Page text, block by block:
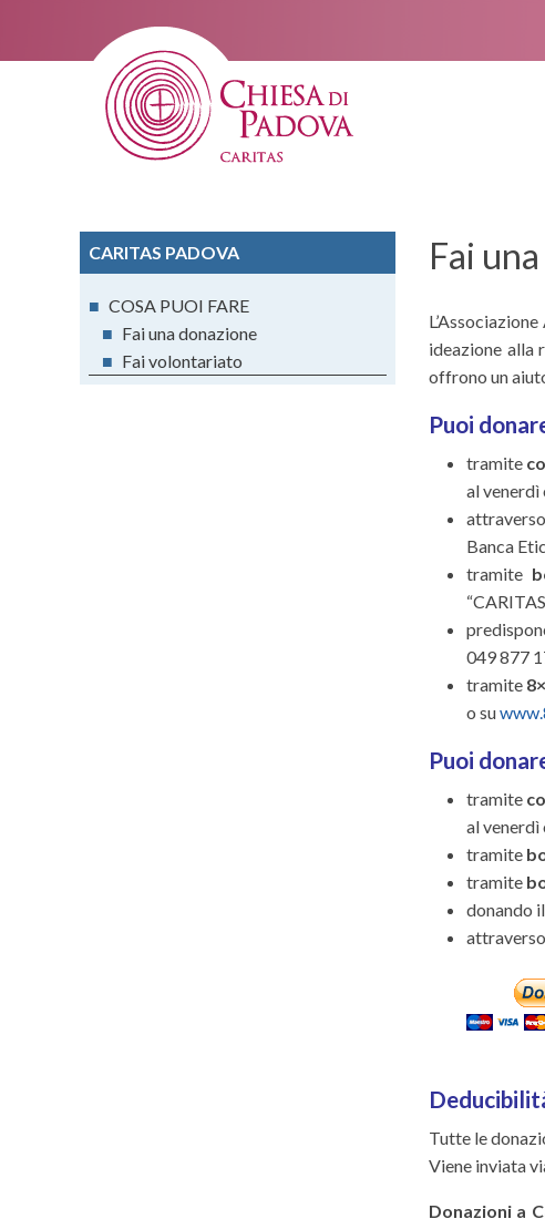
i
t
t
Fai
ideazione alla
offrono un
Puoi
tramite
al venerdì
attraverso
Banca
tramite
049 877
tramite
o su
Puoi
tramite
al venerdì
tramite
tramite
donando il
Tutte le
Viene inviata
Donazioni a
CARITAS PADOVA
■ COSA PUOI FARE
■ Fai una donazione
■ Fai volontariato